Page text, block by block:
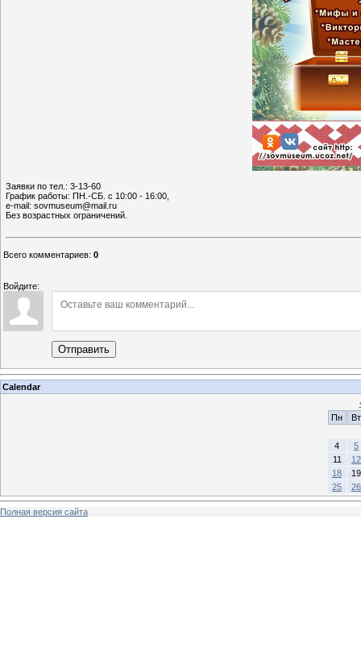
Заявки по тел.: 3-13-60
График работы: ПН.-СБ. с 10:00 - 16:00,
e-mail: sovmuseum@mail.ru
Без возрастных ограничений.
Всего комментариев: 0
Войдите:
Отправить
Calendar
Пн
Вт
4
5
11
12
18
19
25
26
Полная версия сайта